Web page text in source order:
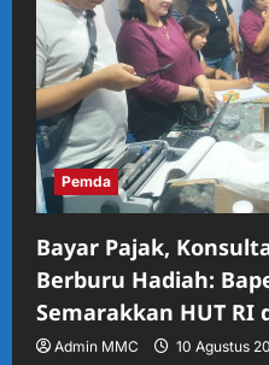
Pemda
Bayar Pajak,
Berburu Hadiah:
Semarakkan HUT RI
Admin MMC 10 Agustus